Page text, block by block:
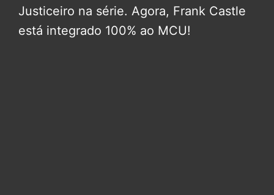
Justiceiro na série. Agora, Frank Castle
está integrado 100% ao MCU!